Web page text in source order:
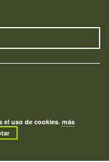
el uso de cookies.más